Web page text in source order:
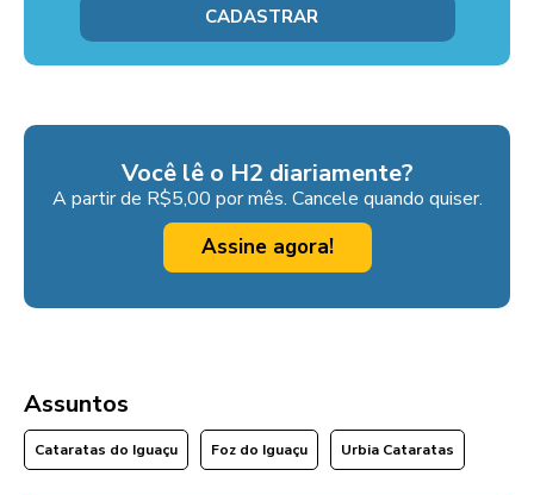
Você lê o H2 diariamente?
A partir de R$5,00 por mês. Cancele quando quiser.
Assine agora!
Assuntos
Cataratas do Iguaçu Foz do Iguaçu Urbia Cataratas